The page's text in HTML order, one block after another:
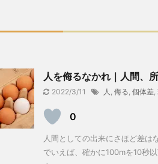
人を侮るなかれ｜人間、
2022/3/11 人 , 侮る, 個体差,
0
人間としての出来にさほど差は
でいえば、確かに100mを10秒